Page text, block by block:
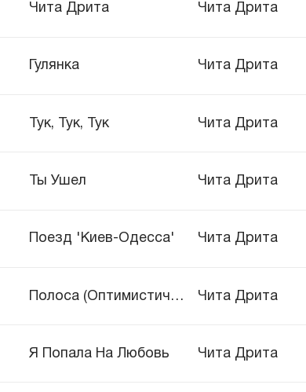
Чита Дрита Чита Дрита
Гулянка Чита Дрита
Тук, Тук, Тук Чита Дрита
Ты Ушел Чита Дрита
Поезд 'Киев-Одесса' Чита Дрита
Полоса (Оптимистическая) Чита Дрита
Я Попала На Любовь Чита Дрита